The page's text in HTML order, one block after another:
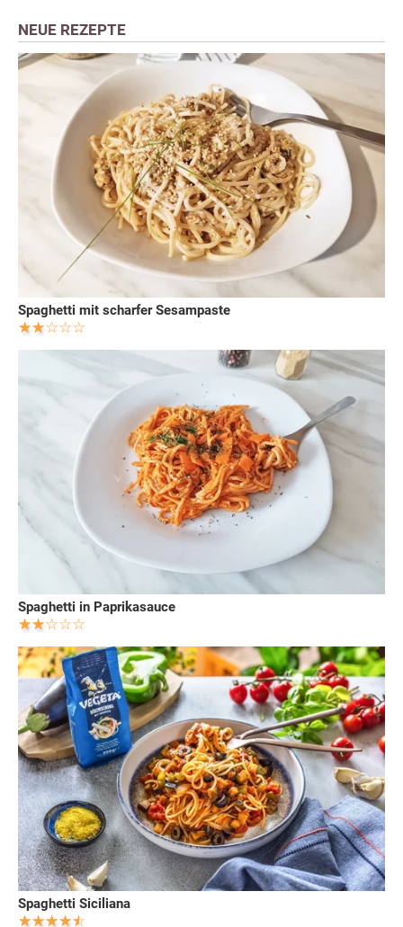
NEUE REZEPTE
Spaghetti mit scharfer Sesampaste
Spaghetti in Paprikasauce
Spaghetti Siciliana